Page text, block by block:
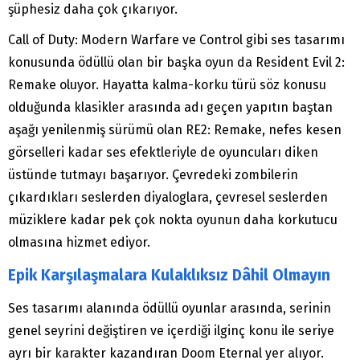
şüphesiz daha çok çıkarıyor.
Call of Duty: Modern Warfare ve Control gibi ses tasarımı
konusunda ödüllü olan bir başka oyun da Resident Evil 2:
Remake oluyor. Hayatta kalma-korku türü söz konusu
olduğunda klasikler arasında adı geçen yapıtın baştan
aşağı yenilenmiş sürümü olan RE2: Remake, nefes kesen
görselleri kadar ses efektleriyle de oyuncuları diken
üstünde tutmayı başarıyor. Çevredeki zombilerin
çıkardıkları seslerden diyaloglara, çevresel seslerden
müziklere kadar pek çok nokta oyunun daha korkutucu
olmasına hizmet ediyor.
Epik Karşılaşmalara Kulaklıksız Dâhil Olmayın
Ses tasarımı alanında ödüllü oyunlar arasında, serinin
genel seyrini değiştiren ve içerdiği ilginç konu ile seriye
ayrı bir karakter kazandıran Doom Eternal yer alıyor.